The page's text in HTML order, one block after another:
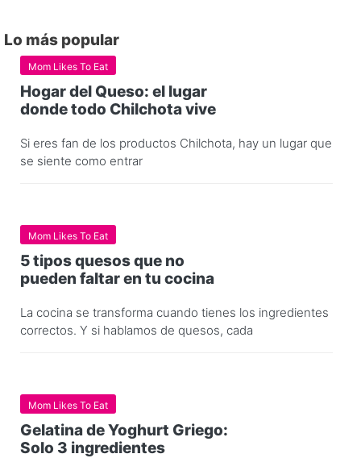
Lo más popular
Mom Likes To Eat
Hogar del Queso: el lugar
donde todo Chilchota vive
Si eres fan de los productos Chilchota, hay un lugar que
se siente como entrar
Mom Likes To Eat
5 tipos quesos que no
pueden faltar en tu cocina
La cocina se transforma cuando tienes los ingredientes
correctos. Y si hablamos de quesos, cada
Mom Likes To Eat
Gelatina de Yoghurt Griego:
Solo 3 ingredientes